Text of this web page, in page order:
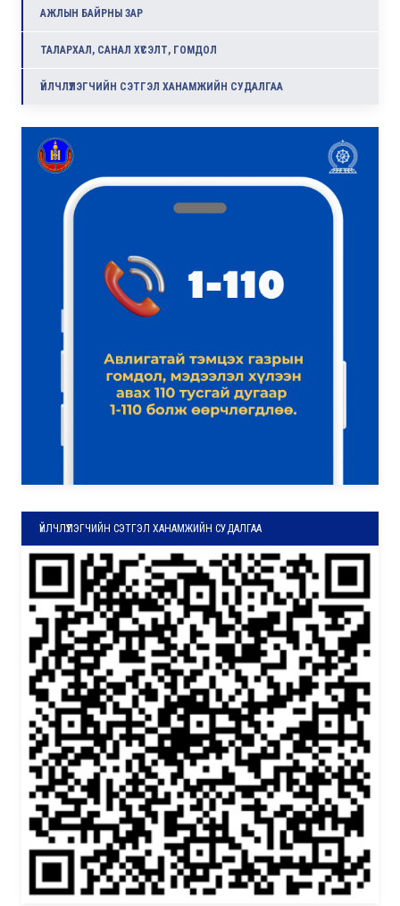
АЖЛЫН БАЙРНЫ ЗАР
ТАЛАРХАЛ, САНАЛ ХҮСЭЛТ, ГОМДОЛ
ҮЙЛЧЛҮҮЛЭГЧИЙН СЭТГЭЛ ХАНАМЖИЙН СУДАЛГАА
ҮЙЛЧЛҮҮЛЭГЧИЙН СЭТГЭЛ ХАНАМЖИЙН СУДАЛГАА